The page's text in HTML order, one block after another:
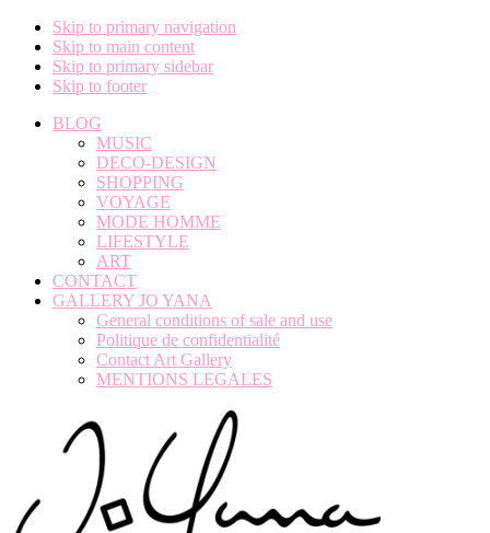
Skip to primary navigation
Skip to main content
Skip to primary sidebar
Skip to footer
BLOG
MUSIC
DECO-DESIGN
SHOPPING
VOYAGE
MODE HOMME
LIFESTYLE
ART
CONTACT
GALLERY JO YANA
General conditions of sale and use
Politique de confidentialité
Contact Art Gallery
MENTIONS LEGALES